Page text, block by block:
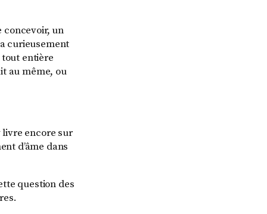
concevoir, un
curieusement
tout entière
au même, ou
livre encore sur
d’âme dans
question des